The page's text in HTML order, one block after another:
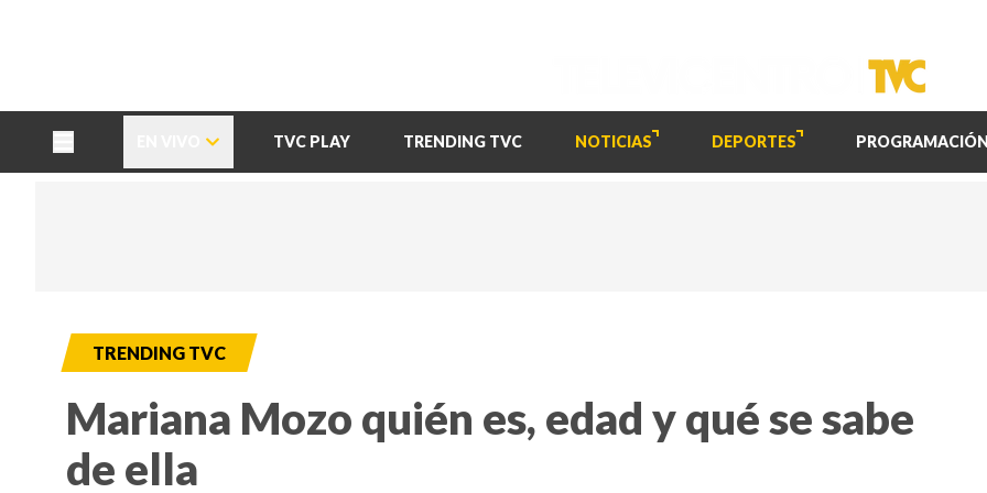
TVC PLAY TRENDING TVC NOTICIAS DEPORTES PROGRAMACIÓN
TRENDING TVC
Mariana Mozo quién es, edad y qué se sabe
de ella